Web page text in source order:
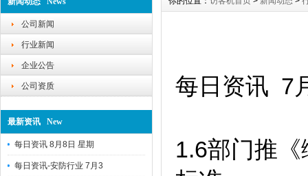
公司新闻
行业新闻
企业公告
公司资质
最新资讯 New
每日资讯 8月8日 星期
每日资讯-安防行业 7月3
每日资讯 7
1.6部门推